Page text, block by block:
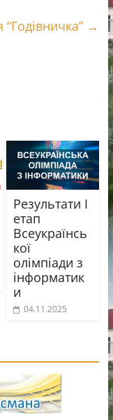
“Годівничка” →
Результати І
етап
Всеукраїнсь
кої
олімпіади з
інформатик
и
04.11.2025